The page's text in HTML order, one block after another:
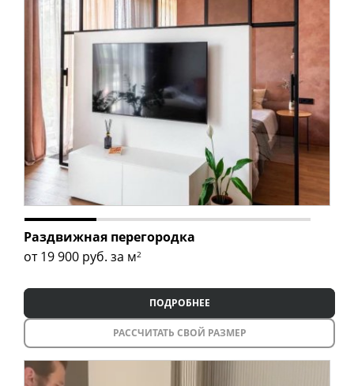
Раздвижная перегородка
от 19 900 руб. за м2
ПОДРОБНЕЕ
РАССЧИТАТЬ СВОЙ РАЗМЕР